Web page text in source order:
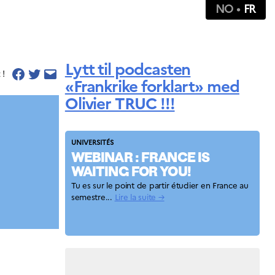
NO FR
! Lytt til podcasten
«Frankrike forklart» med
Olivier TRUC !!!
UNIVERSITÉS
WEBINAR : FRANCE IS
WAITING FOR YOU!
Tu es sur le point de partir étudier en France au
semestre... Lire la suite →